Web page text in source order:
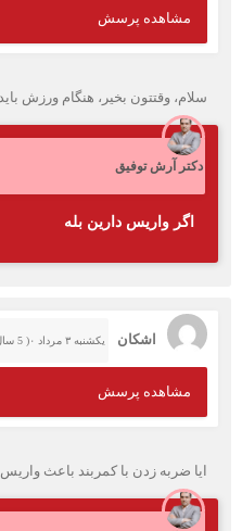
مشاهده پرسش
سلام، وقتتون بخیر، هنگام ورزش
دکتر آرش توفیق
اگر واریس دارین بله
اشکان یکشنبه ۳ مرداد ۰( 5 سال پیش)
مشاهده پرسش
ایا ضربه زدن با کمربند باعث